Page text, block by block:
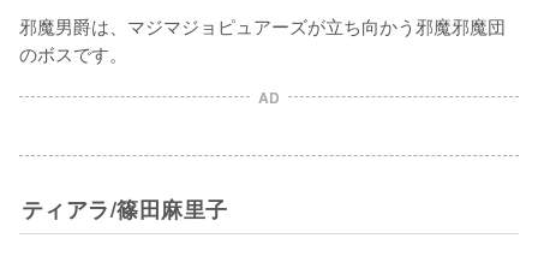
邪魔男爵は、マジマジョピュアーズが立ち向かう邪魔邪魔団
のボスです。
AD
ティアラ/篠田麻里子